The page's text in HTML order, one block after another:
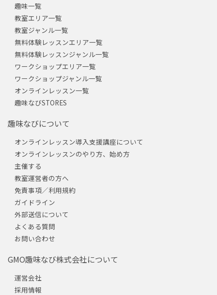
趣味一覧
教室エリア一覧
教室ジャンル一覧
無料体験レッスンエリア一覧
無料体験レッスンジャンル一覧
ワークショップエリア一覧
ワークショップジャンル一覧
オンラインレッスン一覧
趣味なびSTORES
趣味なびについて
オンラインレッスン導入支援講座について
オンラインレッスンのやり方、始め方
主催する
教室運営者の方へ
免責事項／利用規約
ガイドライン
外部送信について
よくある質問
お問い合わせ
GMO趣味なび株式会社について
運営会社
採用情報